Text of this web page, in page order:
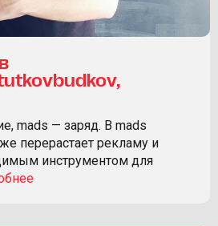
mads — заряд. В mads
перерастает рекламу и
инструментом для